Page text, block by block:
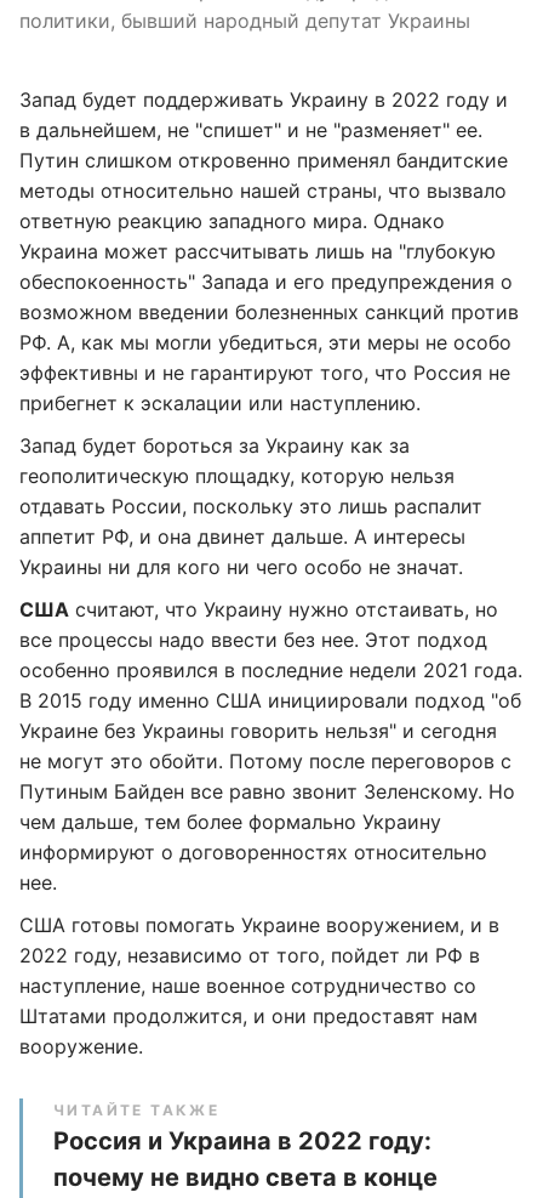
политики, бывший народный депутат Украины
Запад будет поддерживать Украину в 2022 году и
в дальнейшем, не "спишет" и не "разменяет" ее.
Путин слишком откровенно применял бандитские
методы относительно нашей страны, что вызвало
ответную реакцию западного мира. Однако
Украина может рассчитывать лишь на "глубокую
обеспокоенность" Запада и его предупреждения о
возможном введении болезненных санкций против
РФ. А, как мы могли убедиться, эти меры не особо
эффективны и не гарантируют того, что Россия не
прибегнет к эскалации или наступлению.
Запад будет бороться за Украину как за
геополитическую площадку, которую нельзя
отдавать России, поскольку это лишь распалит
аппетит РФ, и она двинет дальше. А интересы
Украины ни для кого ни чего особо не значат.
США считают, что Украину нужно отстаивать, но
все процессы надо ввести без нее. Этот подход
особенно проявился в последние недели 2021 года.
В 2015 году именно США инициировали подход "об
Украине без Украины говорить нельзя" и сегодня
не могут это обойти. Потому после переговоров с
Путиным Байден все равно звонит Зеленскому. Но
чем дальше, тем более формально Украину
информируют о договоренностях относительно
нее.
США готовы помогать Украине вооружением, и в
2022 году, независимо от того, пойдет ли РФ в
наступление, наше военное сотрудничество со
Штатами продолжится, и они предоставят нам
вооружение.
ЧИТАЙТЕ ТАКЖЕ
Россия и Украина в 2022 году:
почему не видно света в конце